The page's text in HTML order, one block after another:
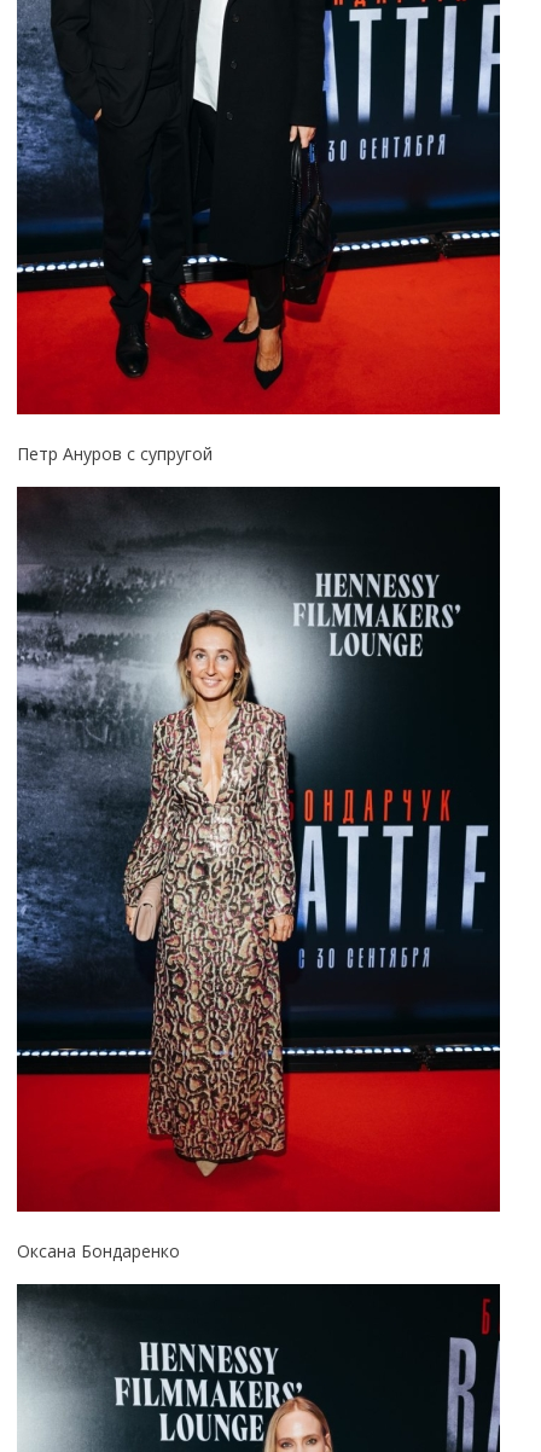
Петр Ануров с супругой
Оксана Бондаренко